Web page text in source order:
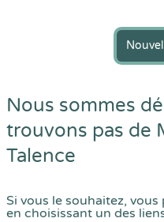
Nous sommes
trouvons pas de
Talence
Si vous le souhaitez,
en choisissant un des